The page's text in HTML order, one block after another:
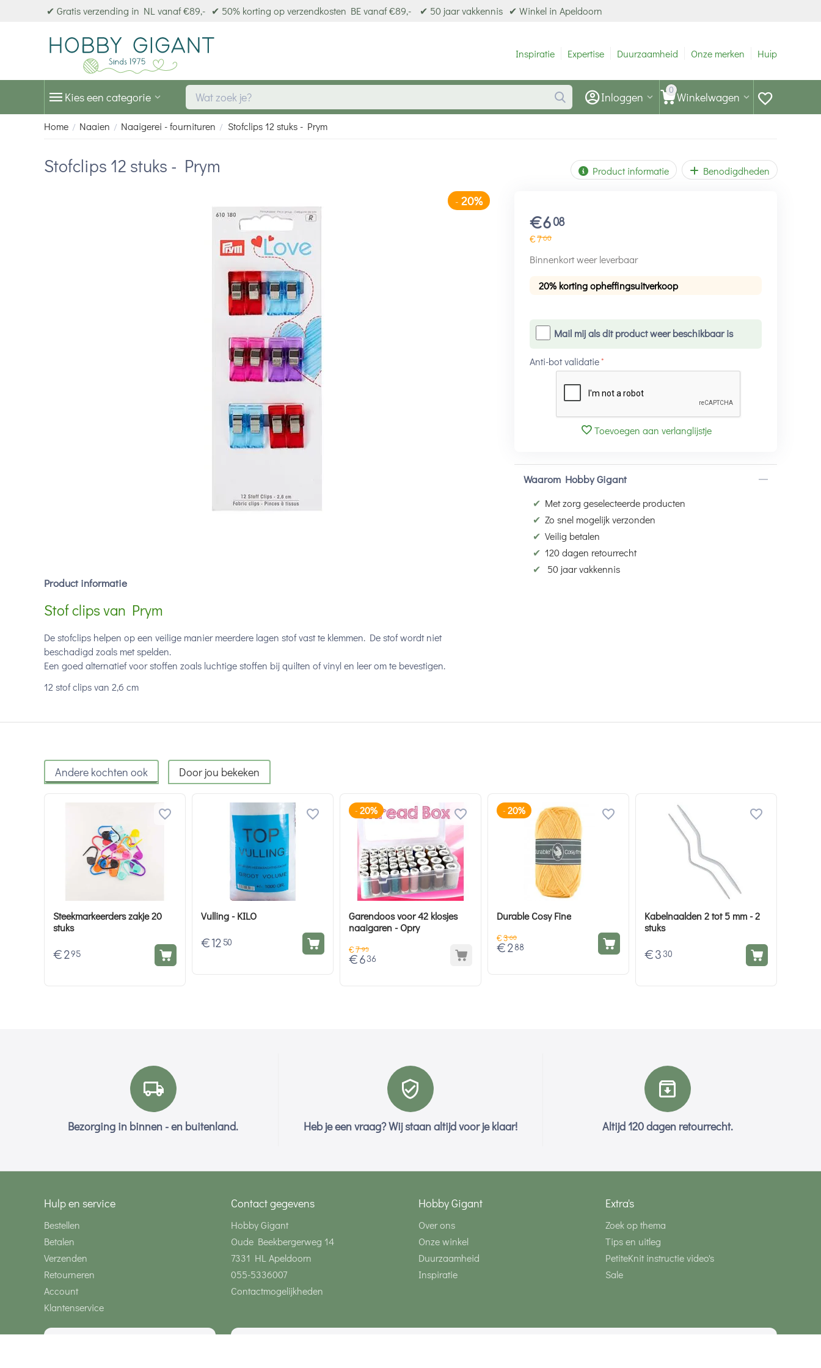
✔ Gratis verzending in NL vanaf €89,- ✔ 50% korting op verzendkosten BE vanaf €89,- ✔ 50 jaar vakkennis ✔ Winkel in Apeldoorn
Inspiratie Expertise Duurzaamheid Onze merken Hulp
Kies een categorie 0 Winkelwagen
Inloggen
Home / Naaien / Naaigerei - fournituren / Stofclips 12 stuks - Prym
Stofclips 12 stuks - Prym Product informatie Benodigdheden
€6 08
€760
Binnenkort weer leverbaar
20% korting opheffingsuitverkoop
Mail mij als dit product weer beschikbaar is
Anti-bot validatie
Toevoegen aan verlanglijstje
Waarom Hobby Gigant
✔ Met zorg geselecteerde producten
✔ Zo snel mogelijk verzonden
✔ Veilig betalen
✔ 120 dagen retourrecht
✔
50 jaar vakkennis
Product informatie
Stof clips van Prym
De stofclips helpen op een veilige manier meerdere lagen stof vast te klemmen. De stof wordt niet
beschadigd zoals met spelden.
Een goed alternatief voor stoffen zoals luchtige stoffen bij quilten of vinyl en leer om te bevestigen.
12 stof clips van 2,6 cm
Andere kochten ook Door jou bekeken
Steekmarkeerders zakje 20
stuks
€ 2 95
Vulling - KILO
€12 50
- 20%
Garendoos voor 42 klosjes
naaigaren - Opry
€7 95
€ 6 36
- 20%
Durable Cosy Fine
€3 60
€ 2 88
Kabelnaalden 2 tot 5 mm - 2
stuks
€ 3 30
Bezorging in binnen - en buitenland. Heb je een vraag? Wij staan altijd voor je klaar! Altijd 120 dagen retourrecht.
Hulp en service
Bestellen
Betalen
Verzenden
Retourneren
Account
Klantenservice
Contact gegevens
Hobby Gigant
Oude Beekbergerweg 14
7331 HL Apeldoorn
055-5336007
Contactmogelijkheden
Hobby Gigant
Over ons
Onze winkel
Duurzaamheid
Inspiratie
Extra's
Zoek op thema
Tips en uitleg
PetiteKnit instructie video's
Sale